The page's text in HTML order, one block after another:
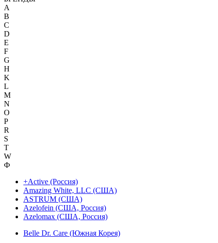
A
B
C
D
E
F
G
H
K
L
M
N
O
P
R
S
T
W
Ф
+Active (Россия)
Amazing White, LLC (США)
ASTRUM (США)
Azelofein (США, Россия)
Azelomax (США, Россия)
Belle Dr. Care (Южная Корея)